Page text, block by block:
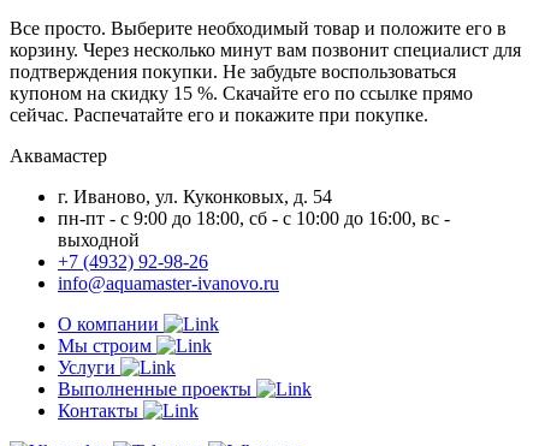
Все просто. Выберите необходимый товар и положите его в
корзину. Через несколько минут вам позвонит специалист для
подтверждения покупки. Не забудьте воспользоваться
купоном на скидку 15 %. Скачайте его по ссылке прямо
сейчас. Распечатайте его и покажите при покупке.
Аквамастер
г. Иваново, ул. Куконковых, д. 54
пн-пт - с 9:00 до 18:00, сб - c 10:00 до 16:00, вс -
выходной
+7 (4932) 92-98-26
info@aquamaster-ivanovo.ru
О компании
Мы строим
Услуги
Выполненные проекты
Контакты